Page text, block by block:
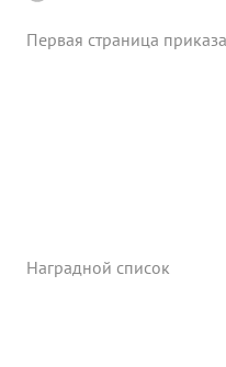
Первая страница приказа
Наградной список